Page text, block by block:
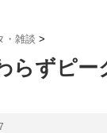
・雑談 >
らずピ